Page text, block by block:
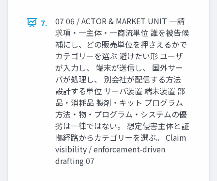
7.
07 06 / ACTOR & MARKET UNIT 一請
求項・一主体・一商流単位 誰を被告候
補にし、どの販売単位を押さえるかで
カテゴリーを選ぶ 避けたい形 ユーザ
が入力し、 端末が送信し、 国外サー
バが処理し、 別会社が配信する方法
設計する単位 サーバ装置 端末装置 部
品・消耗品 製剤・キット プログラム
方法・物・プログラム・システムの優
劣は一律ではない。 想定侵害主体と証
拠経路からカテゴリーを選ぶ。 Claim
visibility / enforcement-driven
drafting 07